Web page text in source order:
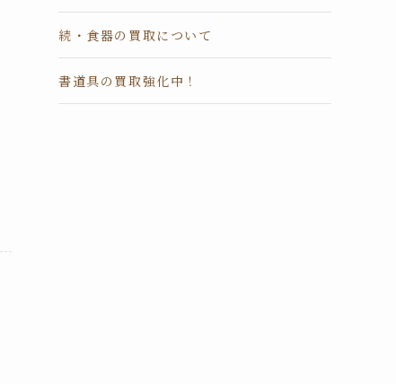
続・食器の買取について
書道具の買取強化中！